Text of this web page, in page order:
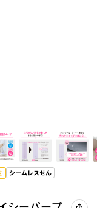
シームレスせん